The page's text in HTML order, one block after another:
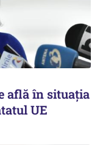
află în situaţia
UE